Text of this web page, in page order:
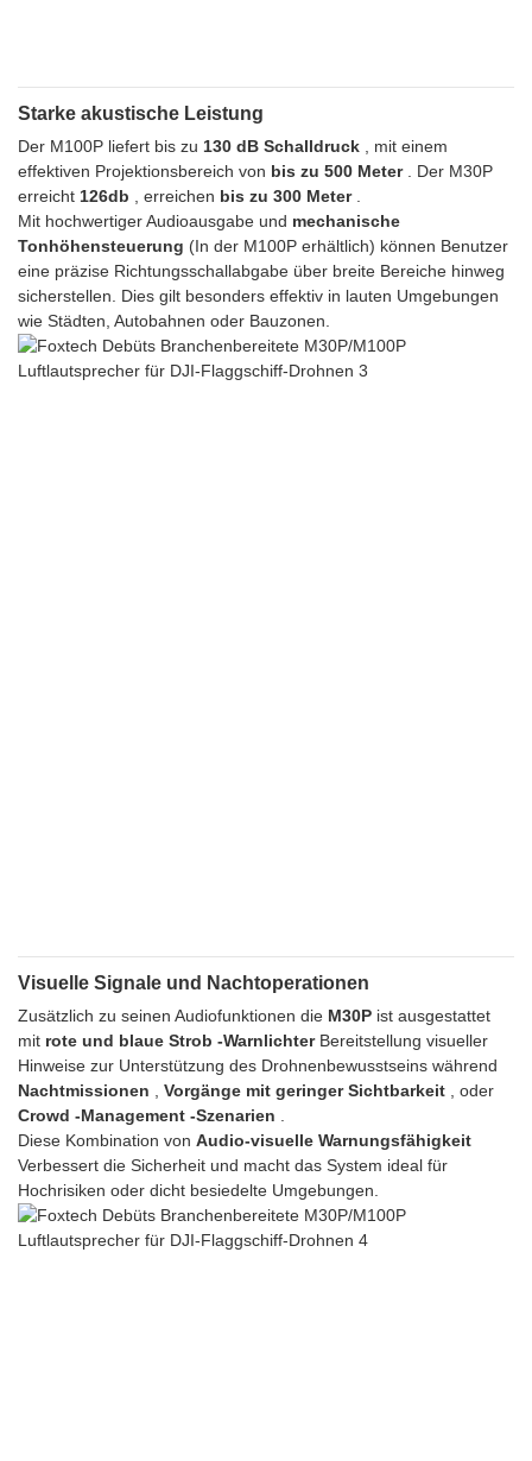
Starke akustische Leistung
Der M100P liefert bis zu 130 dB Schalldruck , mit einem
effektiven Projektionsbereich von bis zu 500 Meter . Der M30P
erreicht 126db , erreichen bis zu 300 Meter .
Mit hochwertiger Audioausgabe und mechanische
Tonhöhensteuerung (In der M100P erhältlich) können Benutzer
eine präzise Richtungsschallabgabe über breite Bereiche hinweg
sicherstellen. Dies gilt besonders effektiv in lauten Umgebungen
wie Städten, Autobahnen oder Bauzonen.
Visuelle Signale und Nachtoperationen
Zusätzlich zu seinen Audiofunktionen die M30P ist ausgestattet
mit rote und blaue Strob -Warnlichter Bereitstellung visueller
Hinweise zur Unterstützung des Drohnenbewusstseins während
Nachtmissionen , Vorgänge mit geringer Sichtbarkeit , oder
Crowd -Management -Szenarien .
Diese Kombination von Audio-visuelle Warnungsfähigkeit
Verbessert die Sicherheit und macht das System ideal für
Hochrisiken oder dicht besiedelte Umgebungen.